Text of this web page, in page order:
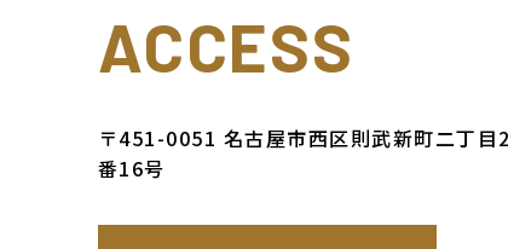
ACCESS
〒451-0051 名古屋市西区則武新町二丁目
番16号